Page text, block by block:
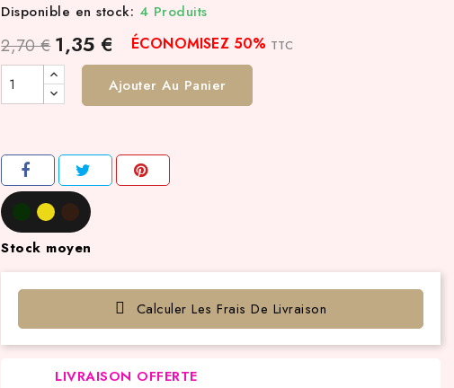
Disponible en stock: 4 Produits
2,70 € 1,35 € ÉCONOMISEZ 50% TTC
Ajouter Au Panier
Stock moyen
Calculer Les Frais De Livraison
LIVRAISON OFFERTE